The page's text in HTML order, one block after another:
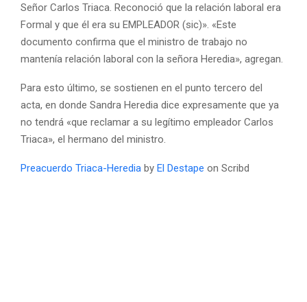
Señor Carlos Triaca. Reconoció que la relación laboral era
Formal y que él era su EMPLEADOR (sic)». «Este
documento confirma que el ministro de trabajo no
mantenía relación laboral con la señora Heredia», agregan.
Para esto último, se sostienen en el punto tercero del
acta, en donde Sandra Heredia dice expresamente que ya
no tendrá «que reclamar a su legítimo empleador Carlos
Triaca», el hermano del ministro.
Preacuerdo Triaca-Heredia by El Destape on Scribd